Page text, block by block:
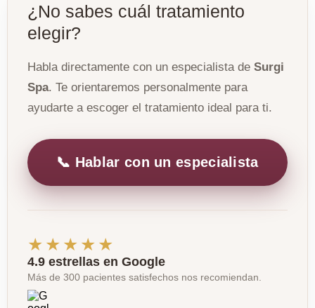
¿No sabes cuál tratamiento
elegir?
Habla directamente con un especialista de Surgi
Spa. Te orientaremos personalmente para
ayudarte a escoger el tratamiento ideal para ti.
📞 Hablar con un especialista
★★★★★
4.9 estrellas en Google
Más de 300 pacientes satisfechos nos recomiendan.